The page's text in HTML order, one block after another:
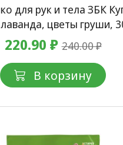
для рук и тела ЗБК
цветы груши,
220.90 ₽240.00 ₽
В корзину